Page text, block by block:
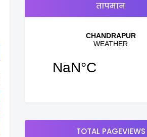
तापमान
TOTAL PAGEVIEWS